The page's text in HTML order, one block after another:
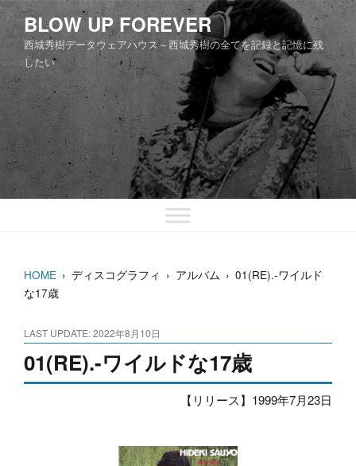
コ
ン
テ
ン
ツ
キ
ッ
プ
BLOW UP FOREVER
西城秀樹データウェアハウス～西城秀樹の全てを記録と記憶に残
したい
HOME › ディスコグラフィ › アルバム › 01(RE).-ワイルド
な17歳
LAST UPDATE: 2022年8月10日
01(RE).-ワイルドな17歳
【リリース】1999年7月23日